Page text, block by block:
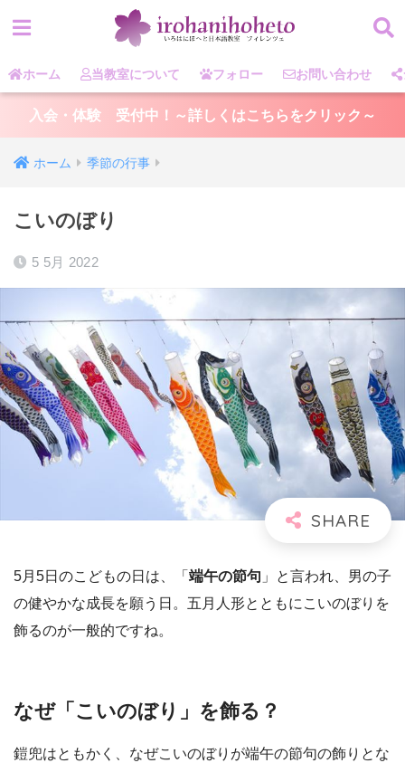
ホーム 当教室について フォロー お問い合わせ
入会・体験 受付中！～詳しくはこちらをクリック～
ホーム 季節の行事
こいのぼり
5 5月 2022
5月5日のこどもの日は、「 端午の節句 」と言われ、男の子
の健やかな成長を願う日。五月人形とともにこいのぼりを
飾るのが一般的ですね。
なぜ「こいのぼり」を飾る？
鎧兜はともかく、なぜこいのぼりが端午の節句の飾りとな